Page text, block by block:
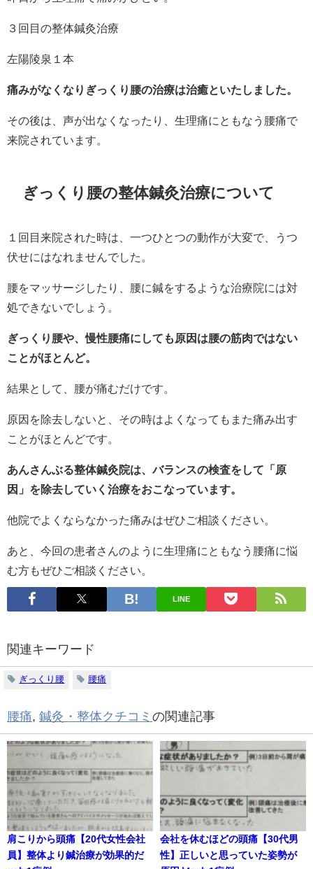
３回目の整体鍼灸治療
左陽陵泉１本
痛みがなくなりぎっくり腰の治療は治癒といたしました。
その後は、声が出なくなったり、生理痛にともなう腰痛で
来院されています。
ぎっくり腰の整体鍼灸治療について
１回目来院された時は、一つひとつの動作が大変で、うつ
伏せにはなれませんでした。
腰をマッサージしたり、腰に鍼をするような治療院には対
処できないでしょう。
ぎっくり腰や、慢性腰痛にしても原因は腰の筋肉ではない
ことがほとんど。
結果として、腰が痛むだけです。
原因を除去しないと、その時はよくなってもまた痛み出す
ことがほとんどです。
あんさんぶる整体鍼灸院は、バランスの検査をして「原
因」を除去していく治療をおこなっています。
他院でよくならなかった痛みはぜひご相談ください。
あと、今回の患者さんのように生理痛にともなう腰痛に悩
む方もぜひご相談ください。
LINE
関連キーワード
ぎっくり腰 腰痛
腰痛, 鍼灸・整体クチコミ の関連記事
肩こりから頭痛【20代女性会社
員】整体より鍼治療が効果的だ
会社を休むほどの頭痛【30代男
性】正しいと思っていた姿勢が